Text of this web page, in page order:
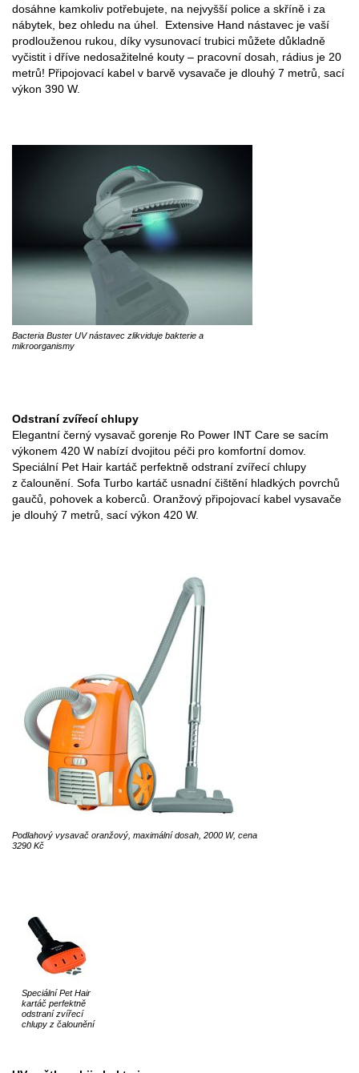
dosáhne kamkoliv potřebujete, na nejvyšší police a skříně i za
nábytek, bez ohledu na úhel. Extensive Hand nástavec je vaší
prodlouženou rukou, díky vysunovací trubici můžete důkladně
vyčistit i dříve nedosažitelné kouty – pracovní dosah, rádius je 20
metrů! Připojovací kabel v barvě vysavače je dlouhý 7 metrů, sací
výkon 390 W.
Bacteria Buster UV nástavec zlikviduje bakterie a
mikroorganismy
Odstraní zvířecí chlupy
Elegantní černý vysavač gorenje Ro Power INT Care se sacím
výkonem 420 W nabízí dvojitou péči pro komfortní domov.
Speciální Pet Hair kartáč perfektně odstraní zvířecí chlupy
z čalounění. Sofa Turbo kartáč usnadní čištění hladkých povrchů
gaučů, pohovek a koberců. Oranžový připojovací kabel vysavače
je dlouhý 7 metrů, sací výkon 420 W.
Podlahový vysavač oranžový, maximální dosah, 2000 W, cena
3290 Kč
Speciální Pet Hair
kartáč perfektně
odstraní zvířecí
chlupy z čalounění